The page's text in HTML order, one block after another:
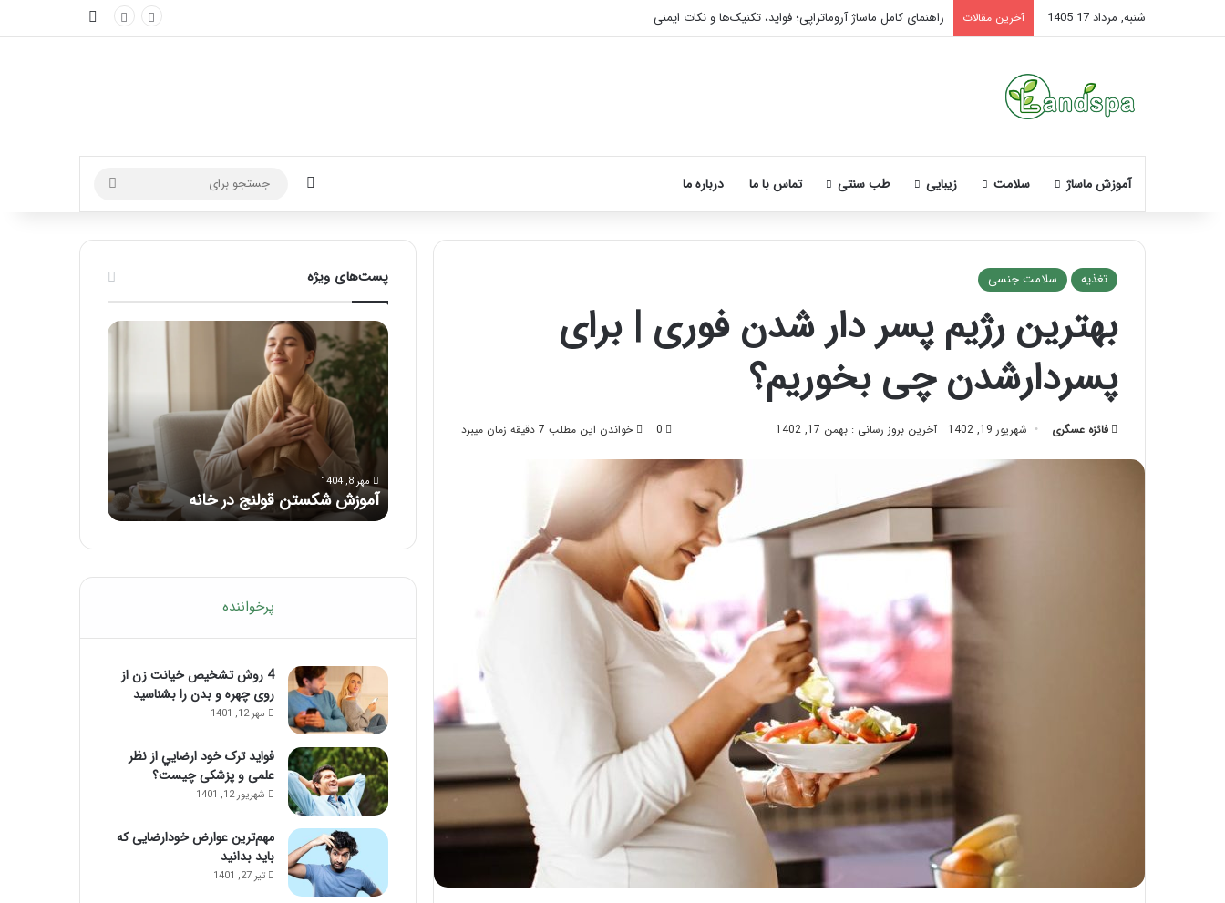
شنبه, مرداد 17 1405 آخرین مقالات راهنمای کامل ماساژ آروماتراپی؛ فواید، تکنیک‌ها و نکات ایمنی
آموزش ماساژ سلامت زیبایی طب سنتی تماس با ما درباره ما تغییر پوسته
برای
تغذیه سلامت جنسی
بهترین رژیم پسر دار شدن فوری | برای
پسردارشدن چی بخوریم؟
فائزه عسگری شهریور 19, 1402 آخرین بروز رسانی : بهمن 17, 1402 0 خواندن این مطلب 7 دقیقه زمان میبرد
پست‌های ویژه
نحوه
ماساژ
صورت
بعد
تزریق
و
نبایدهای
نحوه ماساژ صورت بعد از تزریق چربی؛
بایدها و نبایدهای آن!
آموزش
شکستن
مهر 8, 1404
آموزش شکستن قولنج در خانه
ماساژ
برای
بهبود
تمرکز
ذهنی؛
با
این
حواس‌جمع
شوید!
مرداد 6, 1404
ماساژ برای بهبود تمرکز ذهنی؛ با این
ماساژ حواس‌جمع شوید!
راهنمای
بعد
از
پرخواننده
4 روش تشخیص خیانت زن از
روی چهره و بدن را بشناسید
مهر 12, 1401
فواید ترک خود ارضايي از نظر
علمی و پزشکی چیست؟
شهریور 12, 1401
مهم‌ترین عوارض خودارضایی که
باید بدانید
تیر 27, 1401